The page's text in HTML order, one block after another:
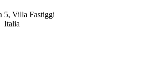
5, Villa Fastiggi
Italia